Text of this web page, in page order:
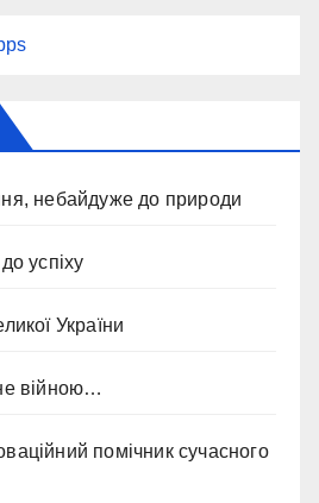
небайдуже до природи
успіху
України
війною…
помічник сучасного